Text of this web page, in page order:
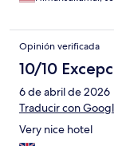
Opinión verificada
10/10
6 de abril de 2026
Traducir con
Very nice hotel